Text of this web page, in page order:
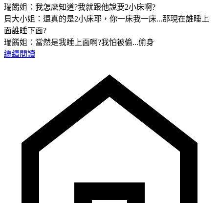
瑞餚姐：我怎麼知道?我就跟他說要2小床啊?
貝大小姐：還真的是2小床耶，你一床我一床...那現在誰睡上
面誰睡下面?
瑞餚姐：當然是我睡上面啊?我怕被偷...偷身
繼續閱讀